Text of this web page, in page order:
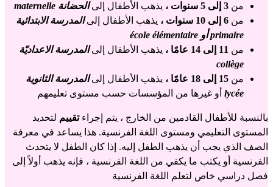
من 3 إلى 5 سنوات ، يذهب الأطفال إلىالحضانة maternelle
من 6 إلى 10 سنوات ، يذهب الأطفال إلىالمدرسة الابتدائية
primaire أو école élémentaire
من 11 إلى 14 عامًا ، يذهب الأطفال إلىالمدرسة الاعداديّة
collège
من 15 إلى 18 عامًا ، يذهب الأطفال إلىالمدرسة الثانوية
lycée أو غيرها من المؤسسات حسب مستوى تعليمهم
بالنسبة للأطفال القادمين من الخارج ، يتم إجراءتقييم لتحديد
المستوى التعليمي ومستوى اللغة الفرنسية. هذا يساعد في معرفة
الصف الذي يجب أن يذهب الطفل إليه. إذا كان الطفل لا يتحدث
الفرنسية أو يكتب ما يكفي من اللغة الفرنسية ، فإنه يذهب أولاً إلى
فصل دراسي خاص لتعلم اللغة الفرنسية